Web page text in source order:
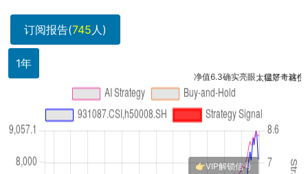
订阅报告(745人)
1年
太猛了！科技龙头
净值6.3确实亮眼，但好奇这个策